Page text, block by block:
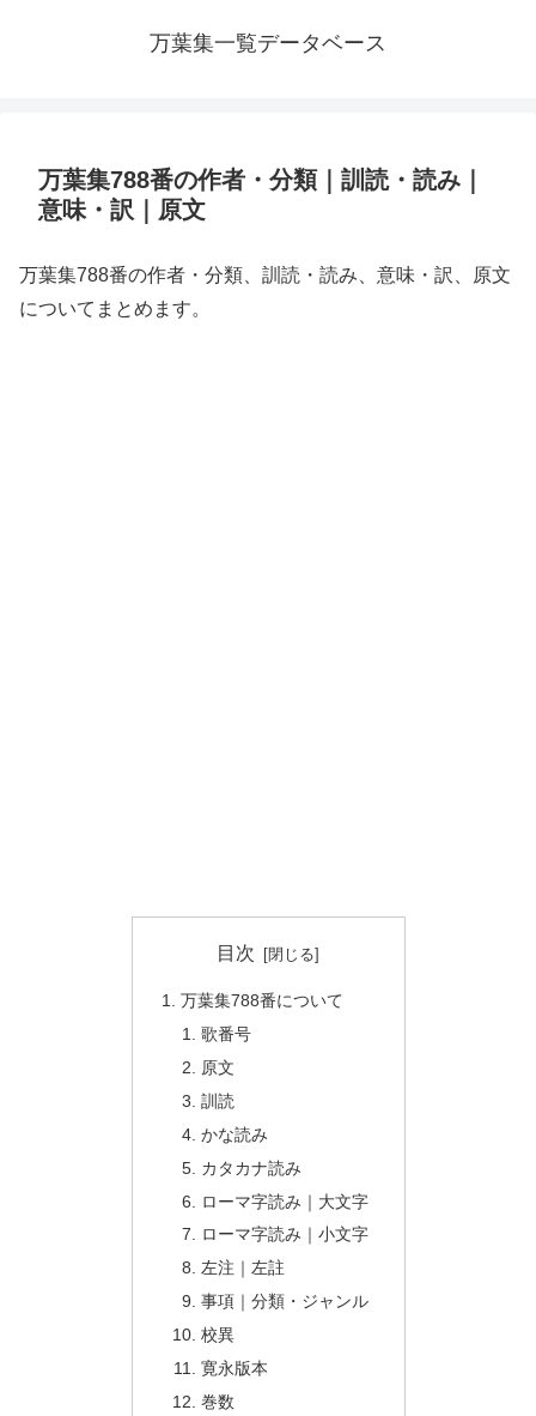
万葉集一覧データベース
万葉集788番の作者・分類｜訓読・読み｜
意味・訳｜原文
万葉集788番の作者・分類、訓読・読み、意味・訳、原文
についてまとめます。
目次
万葉集788番について
歌番号
原文
訓読
かな読み
カタカナ読み
ローマ字読み｜大文字
ローマ字読み｜小文字
左注｜左註
事項｜分類・ジャンル
校異
寛永版本
巻数